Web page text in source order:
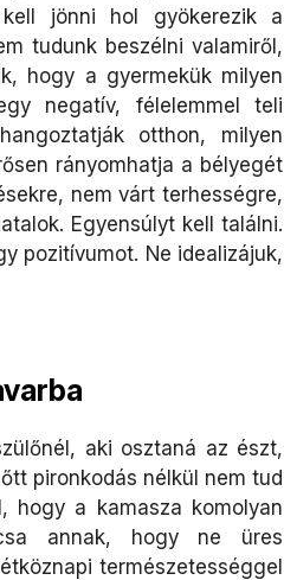
jönni hol gyökerezik a
tudunk beszélni valamiről,
hogy a gyermekük milyen
negatív, félelemmel teli
otthon, milyen
rányomhatja a bélyegét
nem várt terhességre,
Egyensúlyt kell találni.
pozitívumot. Ne idealizájuk,
aki osztaná az észt,
pironkodás nélkül nem tud
hogy a kamasza komolyan
annak, hogy ne üres
természetességgel